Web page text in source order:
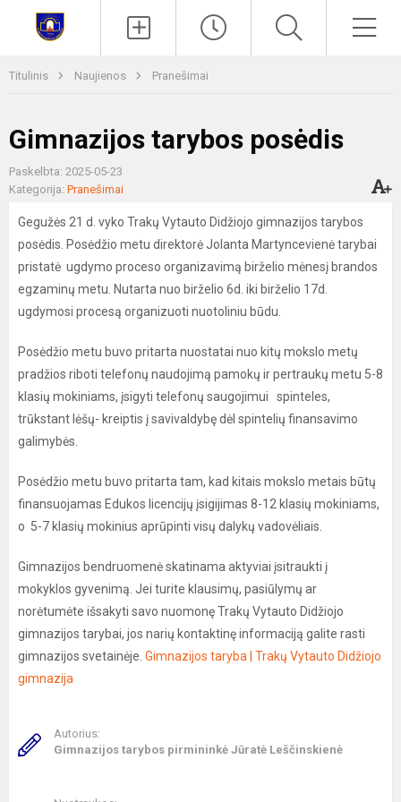
Titulinis Naujienos Pranešimai
Gimnazijos tarybos posėdis
Paskelbta: 2025-05-23
Kategorija: Pranešimai
Gegužės 21 d. vyko Trakų Vytauto Didžiojo gimnazijos tarybos
posėdis. Posėdžio metu direktorė Jolanta Martyncevienė tarybai
pristatė ugdymo proceso organizavimą birželio mėnesį brandos
egzaminų metu. Nutarta nuo birželio 6d. iki birželio 17d.
ugdymosi procesą organizuoti nuotoliniu būdu.
Posėdžio metu buvo pritarta nuostatai nuo kitų mokslo metų
pradžios riboti telefonų naudojimą pamokų ir pertraukų metu 5-8
klasių mokiniams, įsigyti telefonų saugojimui spinteles,
trūkstant lėšų- kreiptis į savivaldybę dėl spintelių finansavimo
galimybės.
Posėdžio metu buvo pritarta tam, kad kitais mokslo metais būtų
finansuojamas Edukos licencijų įsigijimas 8-12 klasių mokiniams,
o 5-7 klasių mokinius aprūpinti visų dalykų vadovėliais.
Gimnazijos bendruomenė skatinama aktyviai įsitraukti į
mokyklos gyvenimą. Jei turite klausimų, pasiūlymų ar
norėtumėte išsakyti savo nuomonę Trakų Vytauto Didžiojo
gimnazijos tarybai, jos narių kontaktinę informaciją galite rasti
gimnazijos svetainėje. Gimnazijos taryba | Trakų Vytauto Didžiojo
gimnazija
Autorius:
Gimnazijos tarybos pirmininkė Jūratė Leščinskienė